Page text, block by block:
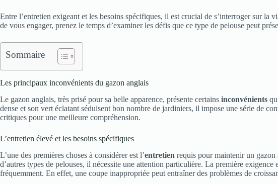
Entre l’entretien exigeant et les besoins spécifiques, il est crucial de s’interroger sur
de vous engager, prenez le temps d’examiner les défis que ce type de pelouse peut
Sommaire
Les principaux inconvénients du gazon anglais
Le gazon anglais, très prisé pour sa belle apparence, présente certains inconvénients
dense et son vert éclatant séduisent bon nombre de jardiniers, il impose une série de
critiques pour une meilleure compréhension.
L’entretien élevé et les besoins spécifiques
L’une des premières choses à considérer est l’entretien requis pour maintenir un gazon
d’autres types de pelouses, il nécessite une attention particulière. La première exigence
fréquemment. En effet, une coupe inappropriée peut entraîner des problèmes de